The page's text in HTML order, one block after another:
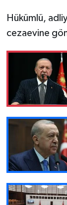
Hükümlü,
cezaevine